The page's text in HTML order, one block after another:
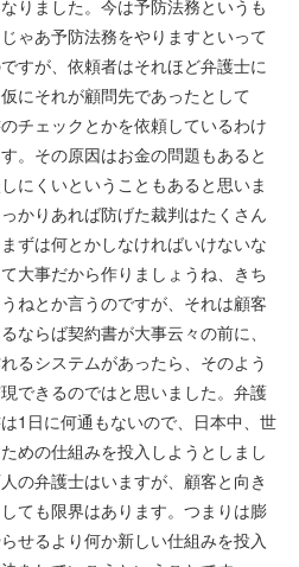
りました。今は予防法務というも
ゃあ予防法務をやりますといって
すが、依頼者はそれほど弁護士に
にそれが顧問先であったとして
チェックとかを依頼しているわけ
。その原因はお金の問題もあると
にくいということもあると思いま
かりあれば防げた裁判はたくさん
ずは何とかしなければいけないな
大事だから作りましょうね、きち
ねとか言うのですが、それは顧客
ならば契約書が大事云々の前に、
るシステムがあったら、そのよう
できるのではと思いました。弁護
1日に何通もないので、日本中、世
めの仕組みを投入しようとしまし
の弁護士はいますが、顧客と向き
ても限界はあります。つまりは膨
せるより何か新しい仕組みを投入